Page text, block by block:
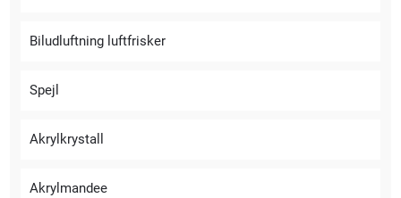
Biludluftning luftfrisker
Spejl
Akrylkrystall
Akrylmandee